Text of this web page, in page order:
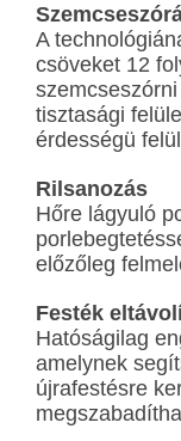
A
csöveket 12
tisztasági
érdességü
Rilsanozás
Hőre lágyuló
előzőleg
Festék
Hatóságilag
amelynek
újrafestésre